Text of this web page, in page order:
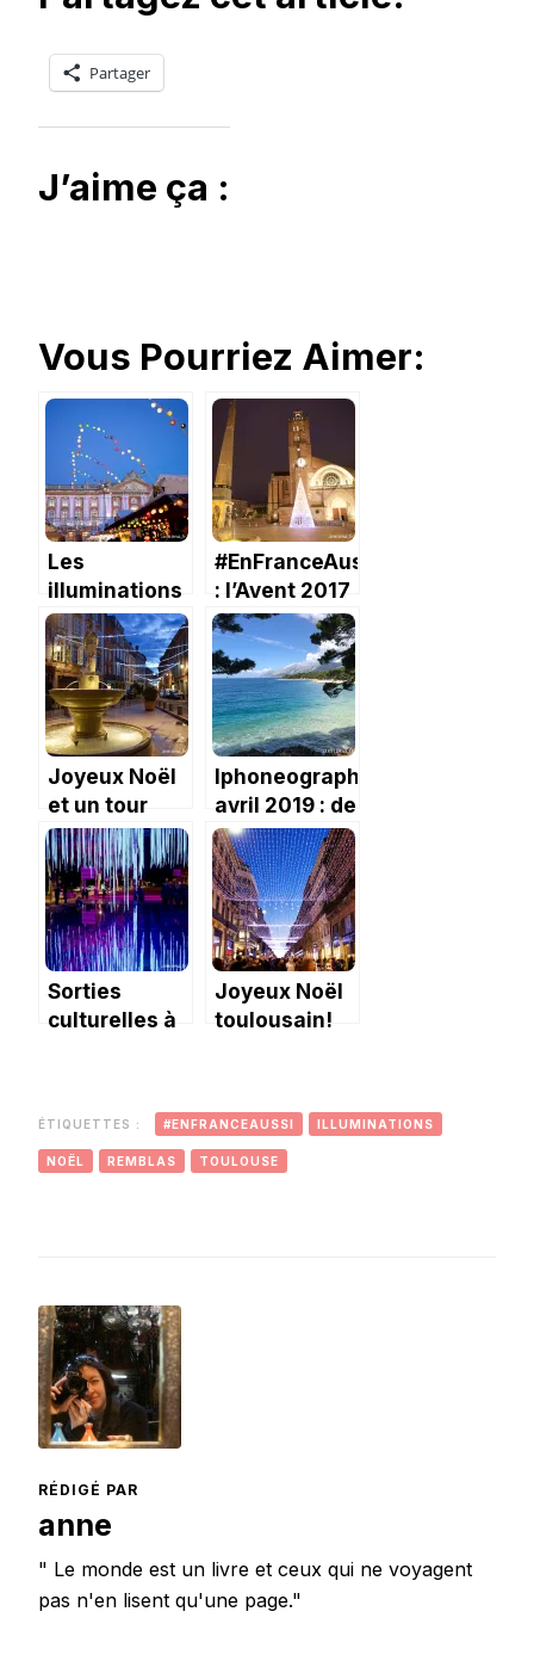
Partager
J’aime ça :
Vous Pourriez Aimer:
Les
illuminations
de Noël à
Toulouse.
#EnFranceAussi
: l’Avent 2017
à Toulouse
Joyeux Noël
et un tour
dans
Toulouse
Iphoneography
avril 2019 : de
Toulouse à la
Croatie !
Sorties
culturelles à
Joyeux Noël
toulousain!
ÉTIQUETTES : #ENFRANCEAUSSI ILLUMINATIONS
NOËL REMBLAS TOULOUSE
RÉDIGÉ PAR
anne
" Le monde est un livre et ceux qui ne voyagent
pas n'en lisent qu'une page."